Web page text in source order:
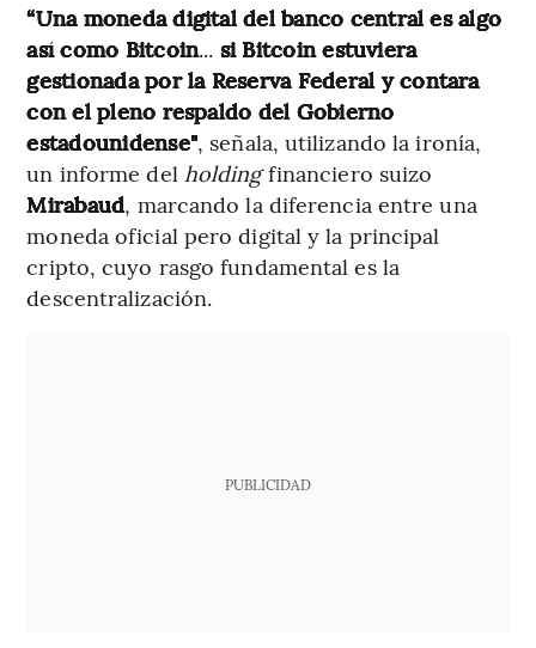
“Una moneda digital del banco central es algo
así como Bitcoin... si Bitcoin estuviera
gestionada por la Reserva Federal y contara
con el pleno respaldo del Gobierno
estadounidense", señala, utilizando la ironía,
un informe del holdingfinanciero suizo
Mirabaud, marcando la diferencia entre una
moneda oficial pero digital y la principal
cripto, cuyo rasgo fundamental es la
descentralización.
PUBLICIDAD